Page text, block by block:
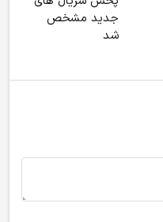
جدید مشخص
شد